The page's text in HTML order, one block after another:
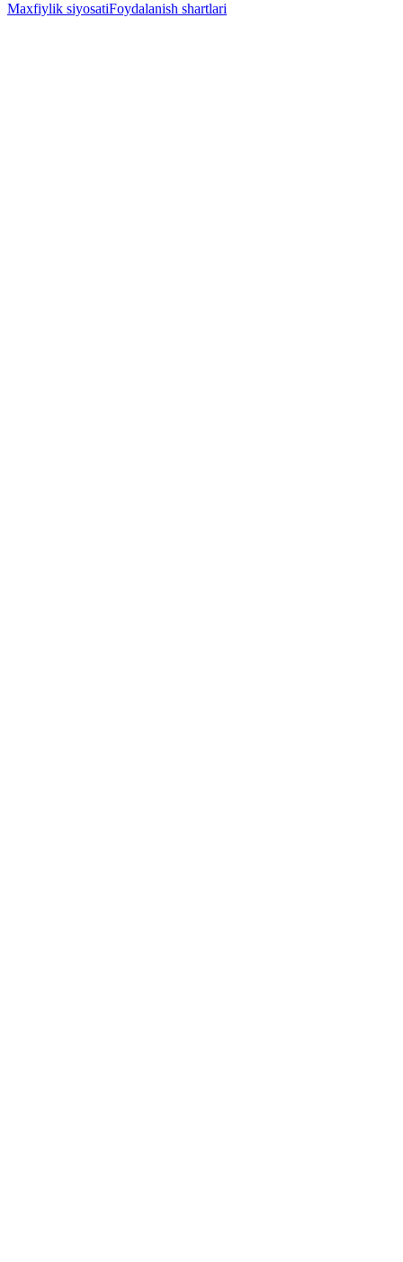
Maxfiylik siyosatiFoydalanish shartlari